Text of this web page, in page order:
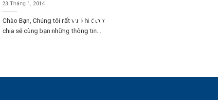
23 Tháng 1, 2014
Chào Bạn, Chúng tôi rất vui khi được
chia sẻ cùng bạn những thông tin...